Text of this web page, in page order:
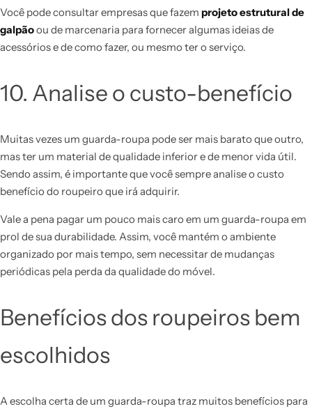
Você pode consultar empresas que fazem projeto estrutural de
galpãoou de marcenaria para fornecer algumas ideias de
acessórios e de como fazer, ou mesmo ter o serviço.
10. Analise o custo-benefício
Muitas vezes um guarda-roupa pode ser mais barato que outro,
mas ter um material de qualidade inferior e de menor vida útil.
Sendo assim, é importante que você sempre analise o custo
benefício do roupeiro que irá adquirir.
Vale a pena pagar um pouco mais caro em um guarda-roupa em
prol de sua durabilidade. Assim, você mantém o ambiente
organizado por mais tempo, sem necessitar de mudanças
periódicas pela perda da qualidade do móvel.
Benefícios dos roupeiros bem
escolhidos
A escolha certa de um guarda-roupa traz muitos benefícios para